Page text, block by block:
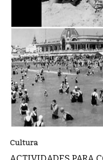
Cultura